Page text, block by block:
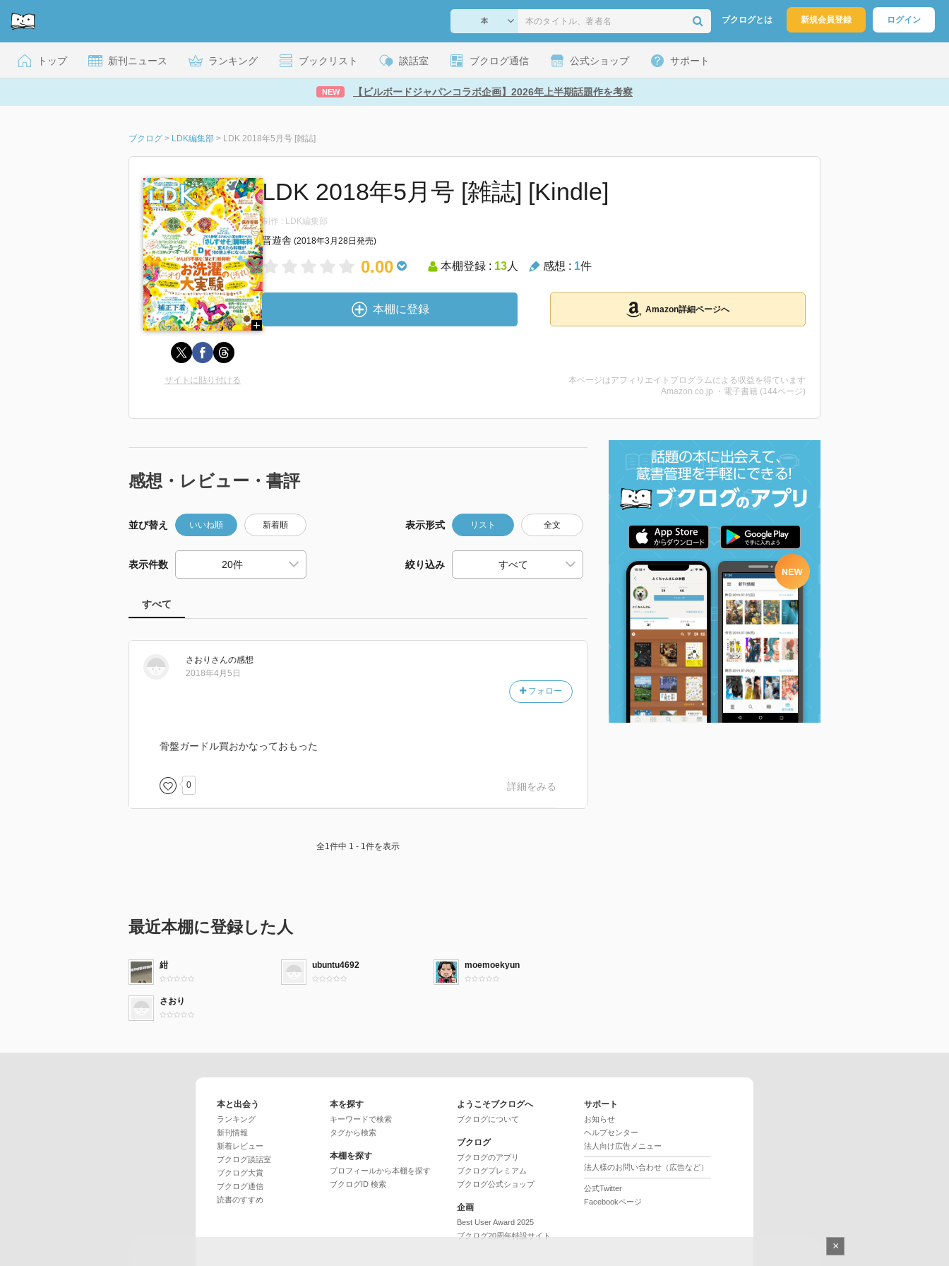
ブクログとは 新規会員登録 ログイン
トップ 新刊ニュース ランキング ブックリスト 談話室 ブクログ通信 公式ショップ サポート
NEW 【ビルボードジャパンコラボ企画】2026年上半期話題作を考察
ブクログ > LDK編集部 > LDK 2018年5月号 [雑誌]
LDK 2018年5月号 [雑誌] [Kindle]
制作 : LDK編集部
晋遊舎 (2018年3月28日発売)
0.00 本棚登録 : 13人 感想 : 1件
本棚に登録 Amazon詳細ページへ
サイトに貼り付ける
本ページはアフィリエイトプログラムによる収益を得ています
Amazon.co.jp ・電子書籍 (144ページ)
感想・レビュー・書評
並び替え いいね順 新着順 表示形式 リスト 全文
表示件数 絞り込み
すべて
さおり さんの感想
フォロー
2018年4月5日
骨盤ガードル買おかなっておもった
0 詳細をみる
全1件中 1 - 1件を表示
最近本棚に登録した人
紺 ubuntu4692 moemoekyun
さおり
本と出会う
ランキング
新刊情報
新着レビュー
ブクログ談話室
ブクログ大賞
ブクログ通信
読書のすすめ
本を探す
キーワードで検索
タグから検索
本棚を探す
プロフィールから本棚を探す
ブクログID 検索
ようこそブクログへ
ブクログについて
ブクログ
ブクログのアプリ
ブクログプレミアム
ブクログ公式ショップ
企画
Best User Award 2025
ブクログ20周年特設サイト
サポート
お知らせ
ヘルプセンター
法人向け広告メニュー
法人様のお問い合わせ（広告など）
公式Twitter
Facebookページ
×